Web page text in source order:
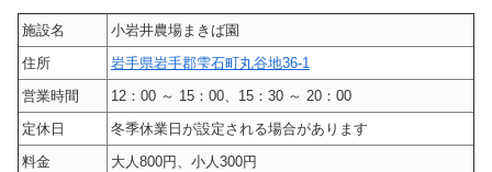
施設名
小岩井農場まきば園
住所
岩手県岩手郡雫石町丸谷地36-1
営業時間
12：00 ～ 15：00、15：30 ～ 20：00
定休日
冬季休業日が設定される場合があります
料金
大人800円、小人300円